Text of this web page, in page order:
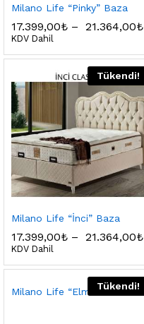
Milano Life “Pinky” Baza
17.399,00₺ – 21.364,00₺
KDV Dahil
Tükendi!
Milano Life “İnci” Baza
17.399,00₺ – 21.364,00₺
KDV Dahil
Tükendi!
Milano Life “Elmas” Baza